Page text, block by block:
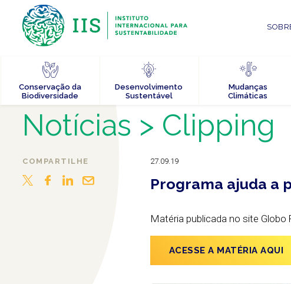
Conservação da
Biodiversidade
Desenvolvimento
Sustentável
Mudanças
Climáticas
Notícias > Clipping
COMPARTILHE 27.09.19
Programa ajuda a
Matéria publicada no site Globo
ACESSE A MATÉRIA AQUI